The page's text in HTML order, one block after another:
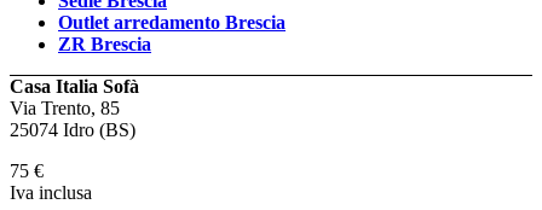
Outlet arredamento Brescia
ZR Brescia
Casa Italia Sofà
Via Trento, 85
25074 Idro (BS)
75 €
Iva inclusa